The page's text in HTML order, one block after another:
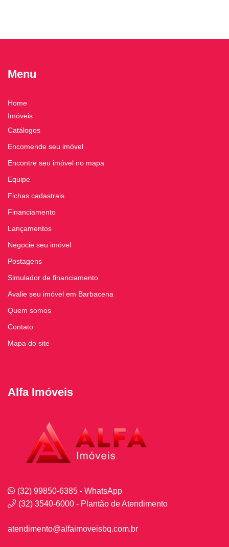
Menu
Home
Imóveis
Catálogos
Encomende seu imóvel
Encontre seu imóvel no mapa
Equipe
Fichas cadastrais
Financiamento
Lançamentos
Negocie seu imóvel
Postagens
Simulador de financiamento
Avalie seu imóvel em Barbacena
Quem somos
Contato
Mapa do site
Alfa Imóveis
(32) 99850-6385 - WhatsApp
(32) 3540-6000 - Plantão de Atendimento
atendimento@alfaimoveisbq.com.br